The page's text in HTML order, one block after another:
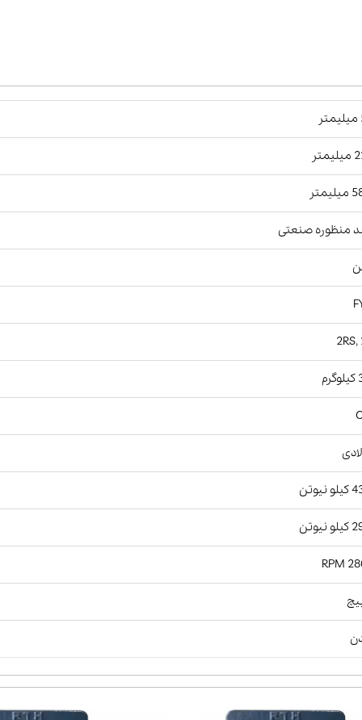
منظوره صنعتی
2RS,